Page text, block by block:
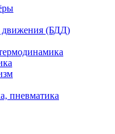
движения (БДД)
пневматика